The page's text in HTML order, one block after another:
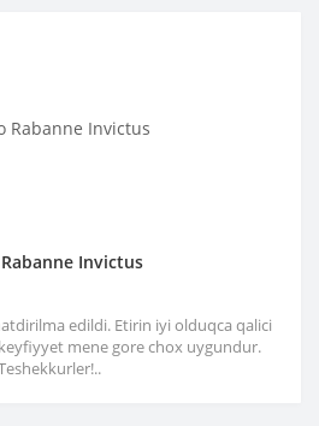
Invictus
edildi. Etirin iyi olduqca qalici
mene gore chox uygundur.